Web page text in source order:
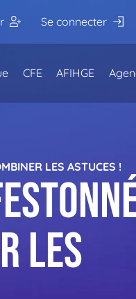
Se connecter
CFE AFIHGE
LES ASTUCES !
les